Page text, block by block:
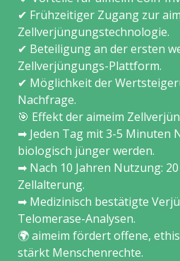
✔ Frühzeitiger Zugang zur
Zellverjüngungstechnologie.
✔ Beteiligung an der ersten
Zellverjüngungs-Plattform.
✔ Möglichkeit der
Nachfrage.
🎯 Effekt der aimeim
➡ Jeden Tag mit 3-5 Minuten
biologisch jünger werden.
➡ Nach 10 Jahren Nutzung:
Zellalterung.
➡ Medizinisch bestätigte
Telomerase-Analysen.
🌍 aimeim fördert offene,
stärkt Menschenrechte.